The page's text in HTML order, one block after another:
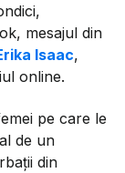
mesajul din
Isaac,
online.
pe care le
de un
din